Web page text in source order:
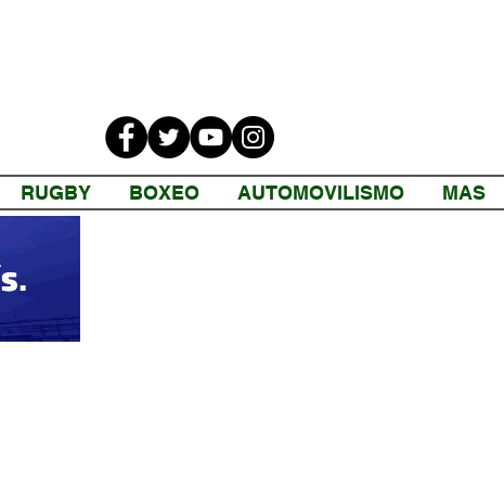
RUGBY BOXEO AUTOMOVILISMO MAS